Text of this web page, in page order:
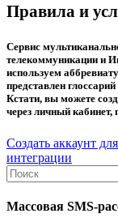
Правила и
Сервис
телекоммуникации и
используем
представлен
Кстати, вы можете
через личный
Создать аккаунт
интеграции
Массовая SMS-